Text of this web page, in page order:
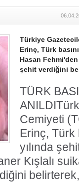
Türkiye
Erinç, Türk
Hasan
şehit verdiğini
TÜRK
ANILDI
Cemiyeti
Erinç, Türk
yılında
Kışlalı